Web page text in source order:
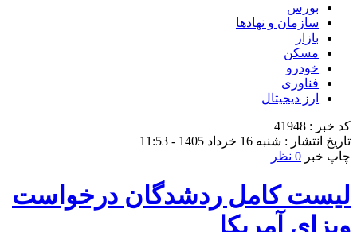
بورس
سازمان و نهادها
بازار
مسکن
خودرو
فناوری
ارز دیجیتال
کد خبر : 41948
تاریخ انتشار : شنبه 16 خرداد 1405 - 11:53
چاپ خبر 0 نظر
لیست کامل ردشدگان درخواست
ویزای آمریکا